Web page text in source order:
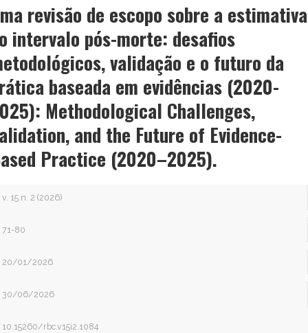
revisão de escopo sobre a estimativa
intervalo pós-morte: desafios
validação e o futuro da
baseada em evidências (2020-
Methodological Challenges,
and the Future of Evidence-
Practice (2020–2025).
v. 15 n. 2 (2026)
71-80
20/01/2026
30/06/2026
10.15260/rbc.v15i2.1084